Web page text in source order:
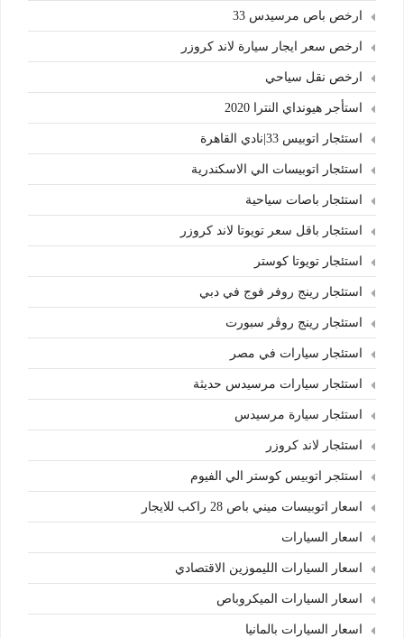
ارخص باص مرسيدس 33
ارخص سعر ايجار سيارة لاند كروزر
ارخص نقل سياحي
استأجر هيونداي النترا 2020
استئجار اتوبيس 33|نادي القاهرة
استئجار اتوبيسات الي الاسكندرية
استئجار باصات سياحية
استئجار باقل سعر تويوتا لاند كروزر
استئجار تويوتا كوستر
استئجار رينج روفر فوج في دبي
استئجار رينج روڤر سبورت
استئجار سيارات في مصر
استئجار سيارات مرسيدس حديثة
استئجار سيارة مرسيدس
استئجار لاند كروزر
استئجر اتوبيس كوستر الي الفيوم
اسعار اتوبيسات ميني باص 28 راكب للايجار
اسعار السيارات
اسعار السيارات الليموزين الاقتصادي
اسعار السيارات الميكروباص
اسعار السيارات بالمانيا